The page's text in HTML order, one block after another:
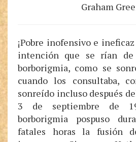
Graham
¡Pobre inofensivo e
intención que se rían
borborigmia, como se
cuando los consultaba,
sonreído incluso después
3 de septiembre de
borborigmia pospuso
fatales horas la fusión